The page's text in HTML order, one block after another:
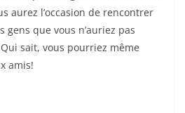
aurez l’occasion de rencontrer
gens que vous n’auriez pas
sait, vous pourriez même
amis!